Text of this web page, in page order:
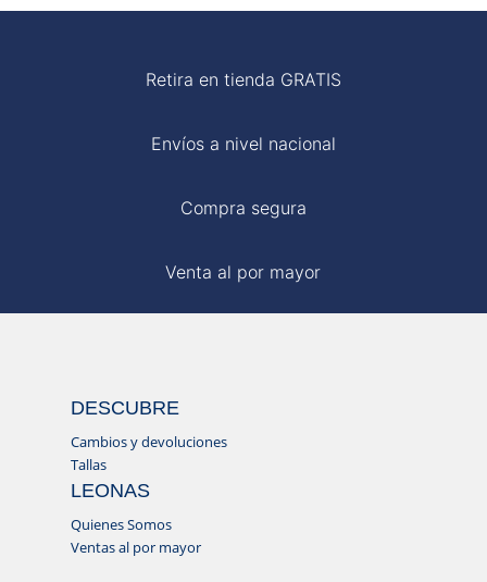
Retira en tienda GRATIS
Envíos a nivel nacional
Compra segura
Venta al por mayor
DESCUBRE
Cambios y devoluciones
Tallas
LEONAS
Quienes Somos
Ventas al por mayor